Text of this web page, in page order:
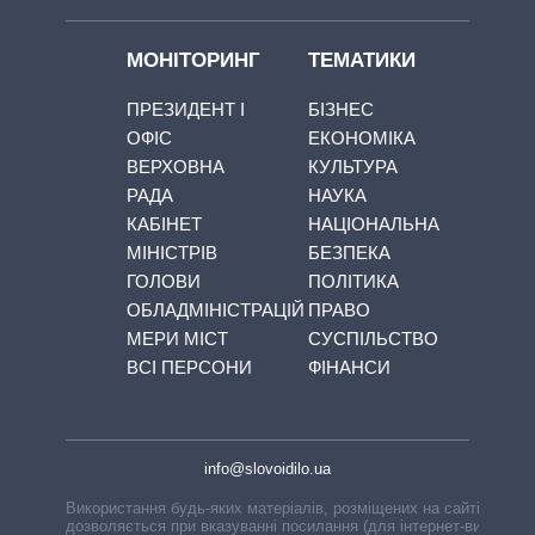
МОНІТОРИНГ
ПРЕЗИДЕНТ І
ОФІС
ВЕРХОВНА
РАДА
КАБІНЕТ
МІНІСТРІВ
ГОЛОВИ
ОБЛАДМІНІСТРАЦІЙ
МЕРИ МІСТ
ВСІ ПЕРСОНИ
ТЕМАТИКИ
БІЗНЕС
ЕКОНОМІКА
КУЛЬТУРА
НАУКА
НАЦІОНАЛЬНА
БЕЗПЕКА
ПОЛІТИКА
ПРАВО
СУСПІЛЬСТВО
ФІНАНСИ
info@slovoidilo.ua
Використання будь-яких матеріалів, розміщених на сайті,
дозволяється при вказуванні посилання (для інтернет-видань